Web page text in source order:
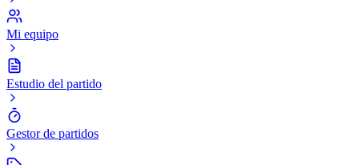
Mi equipo
Estudio del partido
Gestor de partidos